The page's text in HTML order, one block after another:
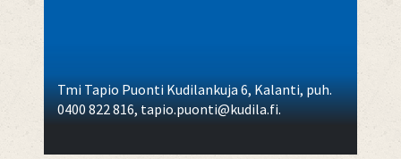
Tmi Tapio Puonti Kudilankuja 6, Kalanti, puh.
0400 822 816, tapio.puonti@kudila.fi.